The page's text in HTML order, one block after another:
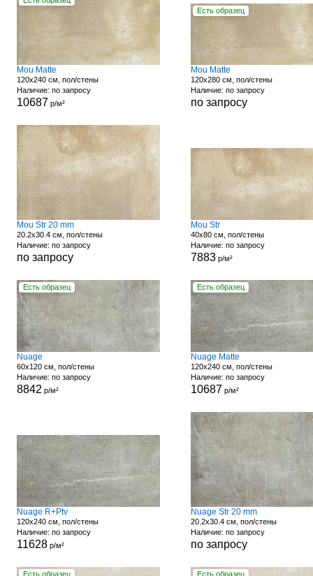
Mou Matte
120x240 см, пол/стены
Наличие: по запросу
10687 р/м²
Есть образец
Mou Matte
120x280 см, пол/стены
Наличие: по запросу
по запросу
Mou Str 20 mm
20.2x30.4 см, пол/стены
Наличие: по запросу
по запросу
Mou Str
40x80 см, пол/стены
Наличие: по запросу
7883р/м²
Есть образец
Nuage
60x120 см, пол/стены
Наличие: по запросу
8842 р/м²
Есть образец
Nuage Matte
120x240 см, пол/стены
Наличие: по запросу
10687 р/м²
Nuage R+Ptv
120x240 см, пол/стены
Наличие: по запросу
11628р/м²
Nuage Str 20 mm
20.2x30.4 см, пол/стены
Наличие: по запросу
по запросу
Есть образец Есть образец